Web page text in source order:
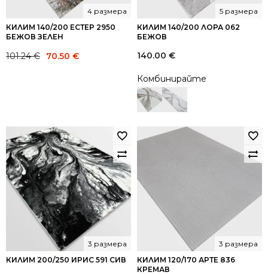
КИЛИМ 140/200 ЕСТЕР 2950
БЕЖОВ ЗЕЛЕН
4 размера
101.24€
Original 70.50 €
Current
КИЛИМ 140/200 ЛОРА 062
БЕЖОВ
5 размера
140.00 €
Комбинирайте
КИЛИМ 200/250 ИРИС 591 СИВ
3 размера
КИЛИМ 120/170 АРТЕ 836
КРЕМАВ
3 размера